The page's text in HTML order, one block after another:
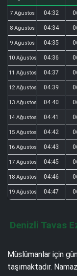
7 Ağustos 04:32
8 Ağustos 04:34
9 Ağustos 04:35
10 Ağustos 04:36
11 Ağustos 04:37
12 Ağustos 04:39
13 Ağustos 04:40
14 Ağustos 04:41
15 Ağustos 04:42
16 Ağustos 04:43
17 Ağustos 04:45
18 Ağustos 04:46
19 Ağustos 04:47
Denizli Tavas
Müslümanlar için
taşımaktadır.